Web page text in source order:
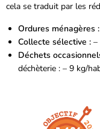
cela se traduit par les
Ordures ménagères :
Collecte sélective : –
Déchets
déchèterie : – 9 kg/